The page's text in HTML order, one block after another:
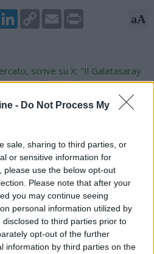
- Do Not Process My
sale, sharing to third parties, or
or sensitive information for
please use the below opt-out
Please note that after your
you may continue seeing
personal information utilized by
to third parties prior to
opt-out of the further
information by third parties on the
LinkedInCopy
Link
Email aA
scrive su X: "Il Galatasaray
un'offerta ufficiale per
per la sessione estiva di
to submit to#Napolian
#Osimhenat Gala. Gala
the summer transfer window.
June 10, 2025